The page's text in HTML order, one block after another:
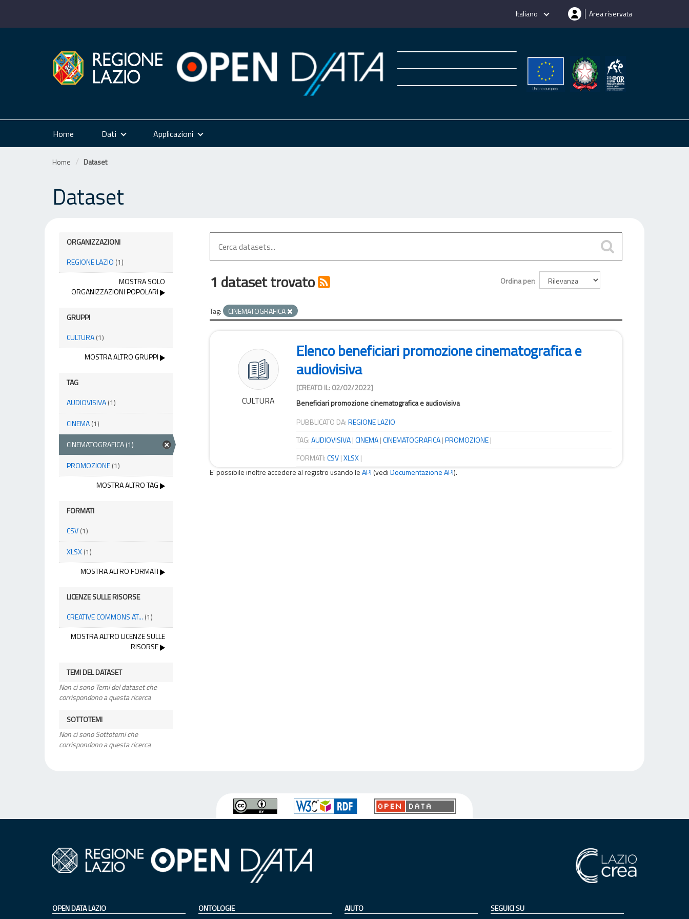
Italiano Area riservata
Home Dati Applicazioni
Home Dataset
Dataset
ORGANIZZAZIONI
REGIONE LAZIO (1)
MOSTRA SOLO
ORGANIZZAZIONI POPOLARI
GRUPPI
CULTURA(1)
MOSTRA ALTRO GRUPPI
TAG
AUDIOVISIVA(1)
CINEMA(1)
CINEMATOGRAFICA(1)
PROMOZIONE(1)
MOSTRA ALTRO TAG
FORMATI
CSV(1)
XLSX(1)
MOSTRA ALTRO FORMATI
LICENZE SULLE RISORSE
CREATIVE COMMONS AT... (1)
MOSTRA ALTRO LICENZE SULLE
RISORSE
TEMI DEL DATASET
Non ci sono Temi del dataset che
corrispondono a questa ricerca
SOTTOTEMI
Non ci sono Sottotemi che
corrispondono a questa ricerca
Ordina per
1 dataset trovato
Tag: CINEMATOGRAFICA
CULTURA
Elenco beneficiari promozione cinematografica e
audiovisiva
[CREATO IL: 02/02/2022]
Beneficiari promozione cinematografica e audiovisiva
PUBBLICATO DA:REGIONE LAZIO
TAG:AUDIOVISIVA |CINEMA |CINEMATOGRAFICA |PROMOZIONE |
FORMATI:CSV |XLSX |
E' possibile inoltre accedere al registro usando leAPI (vediDocumentazione API).
OPEN DATA LAZIO ONTOLOGIE AIUTO SEGUICI SU